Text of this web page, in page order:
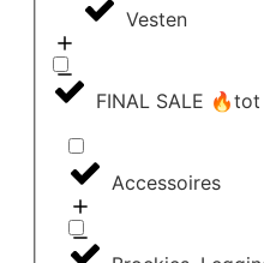
Vesten
FINAL SALE
Accessoires